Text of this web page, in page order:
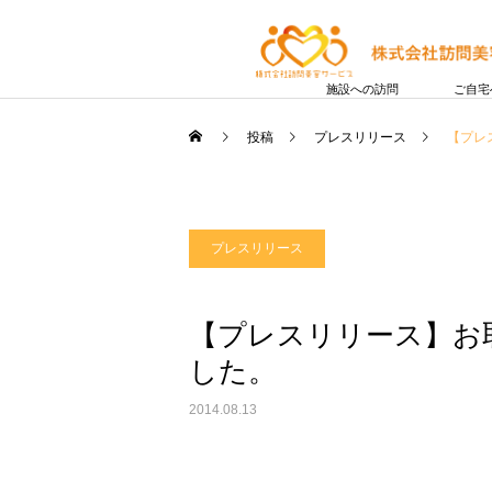
施設への訪問 ご自
投稿 プレスリリース 【プ
プレスリリース
【プレスリリース】
した。
2014.08.13